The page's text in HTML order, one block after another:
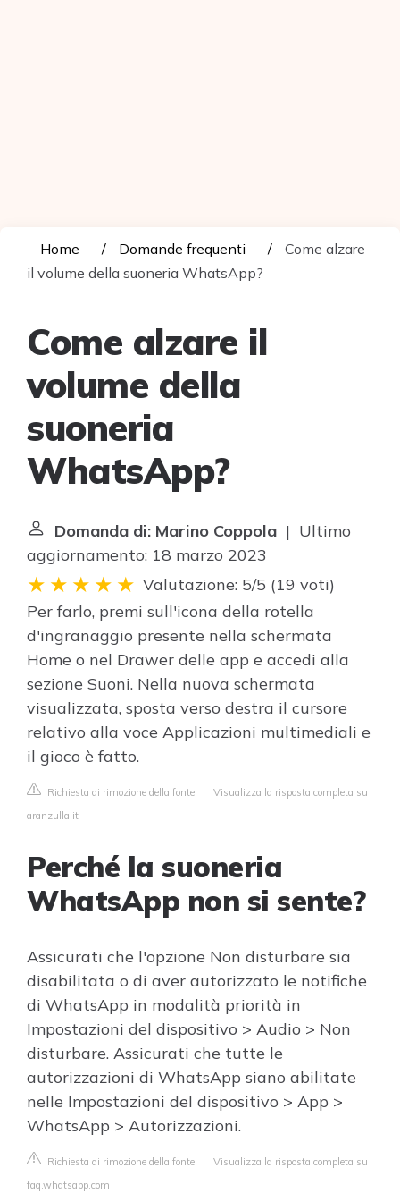
Home Domande frequenti
Come alzare
il volume della suoneria WhatsApp?
Come alzare il
volume della
suoneria
WhatsApp?
Domanda di: Marino Coppola | Ultimo
aggiornamento: 18 marzo 2023
Valutazione: 5/5 (19 voti)
Per farlo, premi sull'icona della rotella
d'ingranaggio presente nella schermata
Home o nel Drawer delle app e accedi alla
sezione Suoni. Nella nuova schermata
visualizzata, sposta verso destra il cursore
relativo alla voce Applicazioni multimediali e
il gioco è fatto.
Richiesta di rimozione della fonte | Visualizza la risposta completa su
aranzulla.it
Perché la suoneria
WhatsApp non si sente?
Assicurati che l'opzione Non disturbare sia
disabilitata o di aver autorizzato le notifiche
di WhatsApp in modalità priorità in
Impostazioni del dispositivo > Audio > Non
disturbare. Assicurati che tutte le
autorizzazioni di WhatsApp siano abilitate
nelle Impostazioni del dispositivo > App >
WhatsApp > Autorizzazioni.
Richiesta di rimozione della fonte | Visualizza la risposta completa su
faq.whatsapp.com